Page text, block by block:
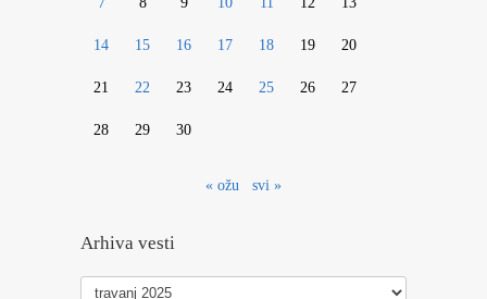
14 15 16 17 18 19 20
21 22 23 24 25 26 27
28 29 30
« ožu svi »
Arhiva vesti
Arhiva